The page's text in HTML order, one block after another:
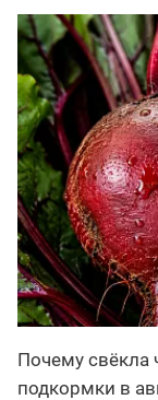
Почему свёкла
подкормки в